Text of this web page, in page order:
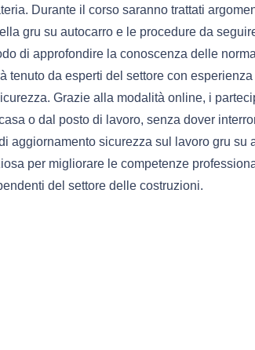
Durante il corso saranno trattati
gru su autocarro e le procedure da
di approfondire la conoscenza delle
tenuto da esperti del settore con
Grazie alla modalità online, i
o dal posto di lavoro, senza dover
aggiornamento sicurezza sul lavoro gru su
per migliorare le competenze
del settore delle costruzioni.